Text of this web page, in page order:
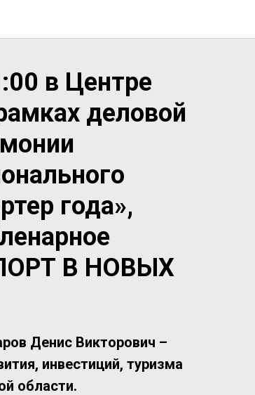
в Центре
деловой
года»,
В НОВЫХ
Денис Викторович –
инвестиций, туризма
области.